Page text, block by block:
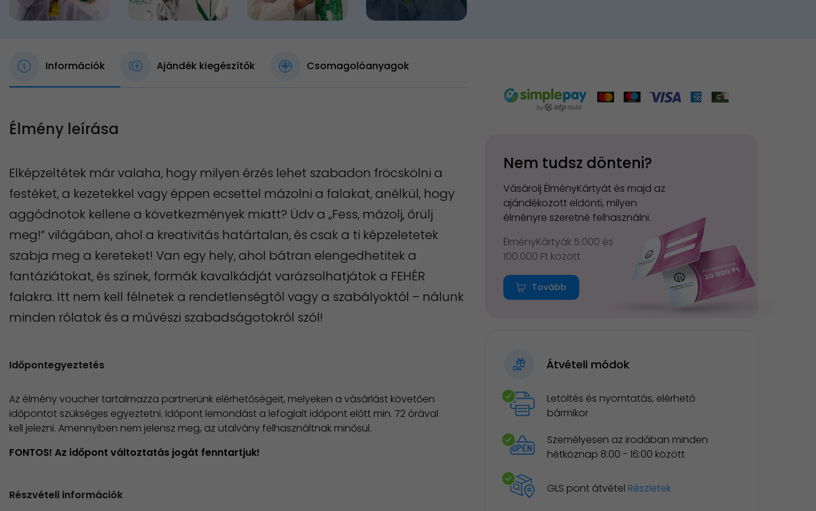
Információk Ajándék kiegészítők Csomagolóanyagok
Élmény leírása
Elképzeltétek már valaha, hogy milyen érzés lehet szabadon fröcskölni a
festéket, a kezetekkel vagy éppen ecsettel mázolni a falakat, anélkül, hogy
aggódnotok kellene a következmények miatt? Üdv a „Fess, mázolj, őrülj
meg!” világában, ahol a kreativitás határtalan, és csak a ti képzeletetek
szabja meg a kereteket! Van egy hely, ahol bátran elengedhetitek a
fantáziátokat, és színek, formák kavalkádját varázsolhatjátok a FEHÉR
falakra. Itt nem kell félnetek a rendetlenségtől vagy a szabályoktól – nálunk
minden rólatok és a művészi szabadságotokról szól!
Időpontegyeztetés
Az élmény voucher tartalmazza partnerünk elérhetőségeit, melyeken a vásárlást követően
időpontot szükséges egyeztetni. Időpont lemondást a lefoglalt időpont előtt min. 72 órával
kell jelezni. Amennyiben nem jelensz meg, az utalvány felhasználtnak minősül.
FONTOS! Az időpont változtatás jogát fenntartjuk!
Részvételi információk
Nem tudsz dönteni?
Vásárolj ÉlményKártyát és majd az
ajándékozott eldönti, milyen
élményre szeretné felhasználni.
ÉlményKártyák 5.000 és
100.000 Ft között
Tovább
Átvételi módok
Letöltés és nyomtatás, elérhető
bármikor
Személyesen az irodában minden
hétköznap 8:00 - 16:00 között
GLS pont átvétel Részletek